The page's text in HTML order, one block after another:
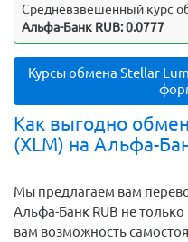
Средневзвешенный курс
Альфа-Банк RUB: 0.0777
Курсы обмена Stellar
Как выгодно
(XLM) на Альфа-
Мы предлагаем вам
Альфа-Банк RUB не
вам возможность